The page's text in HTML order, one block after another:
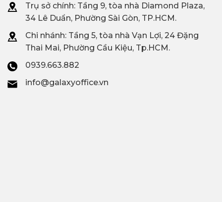
Trụ sở chính: Tầng 9, tòa nhà Diamond Plaza,
34 Lê Duẩn, Phường Sài Gòn, TP.HCM.
Chi nhánh: Tầng 5, tòa nhà Vạn Lợi, 24 Đặng
Thai Mai, Phường Cầu Kiệu, Tp.HCM.
0939.663.882
info@galaxyoffice.vn